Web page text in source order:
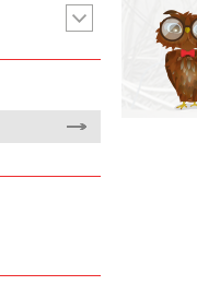
ekstr,
450/